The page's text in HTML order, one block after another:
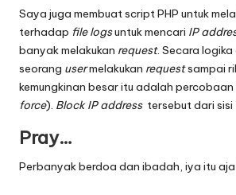
Saya juga membuat script PHP untuk
terhadap file logsuntuk mencari IP
banyak melakukan request. Secara
seorang usermelakukan requestsampai
kemungkinan besar itu adalah
force). Block IP addresstersebut dari sisi
Pray…
Perbanyak berdoa dan ibadah, iya itu